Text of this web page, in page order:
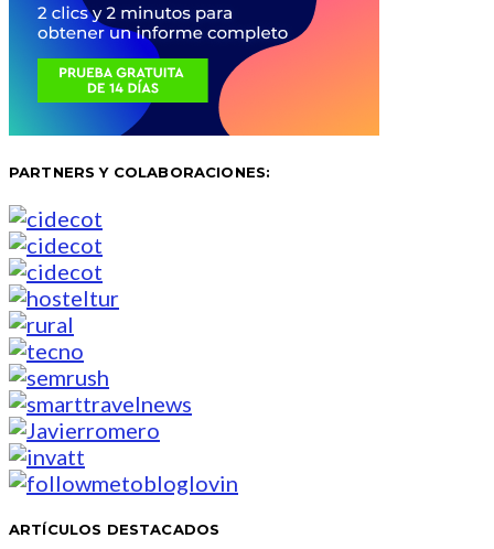
PARTNERS Y COLABORACIONES:
ARTÍCULOS DESTACADOS